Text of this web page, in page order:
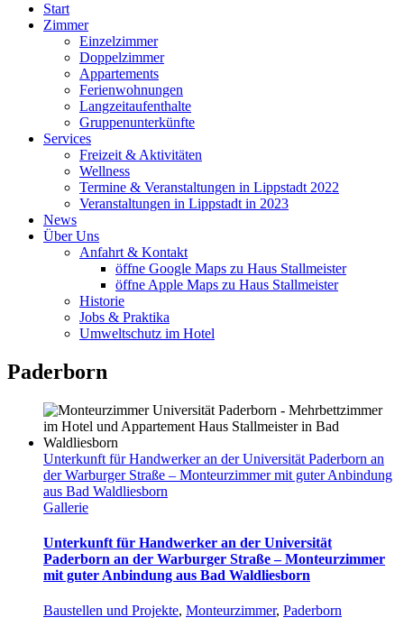
Start
Zimmer
Einzelzimmer
Doppelzimmer
Appartements
Ferienwohnungen
Langzeitaufenthalte
Gruppenunterkünfte
Services
Freizeit & Aktivitäten
Wellness
Termine & Veranstaltungen in Lippstadt 2022
Veranstaltungen in Lippstadt in 2023
News
Über Uns
Anfahrt & Kontakt
öffne Google Maps zu Haus Stallmeister
öffne Apple Maps zu Haus Stallmeister
Historie
Jobs & Praktika
Umweltschutz im Hotel
Paderborn
Unterkunft für Handwerker an der Universität Paderborn an
der Warburger Straße – Monteurzimmer mit guter Anbindung
aus Bad Waldliesborn
Gallerie
Unterkunft für Handwerker an der Universität
Paderborn an der Warburger Straße – Monteurzimmer
mit guter Anbindung aus Bad Waldliesborn
Baustellen und Projekte, Monteurzimmer, Paderborn